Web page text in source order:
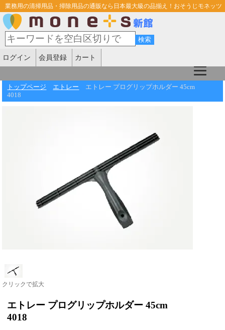
業務用の清掃用品・掃除用品の通販なら日本最大級の品揃え！おそうじモネッツ
ログイン 会員登録 カート
トップページ エトレー
エトレー プログリップホルダー 45cm
4018
クリックで拡大
エトレー プログリップホルダー 45cm
4018